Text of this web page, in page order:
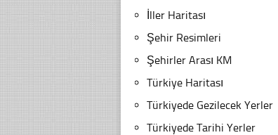
İller Haritası
Şehir Resimleri
Şehirler Arası KM
Türkiye Haritası
Türkiyede Gezilecek Yerler
Türkiyede Tarihi Yerler